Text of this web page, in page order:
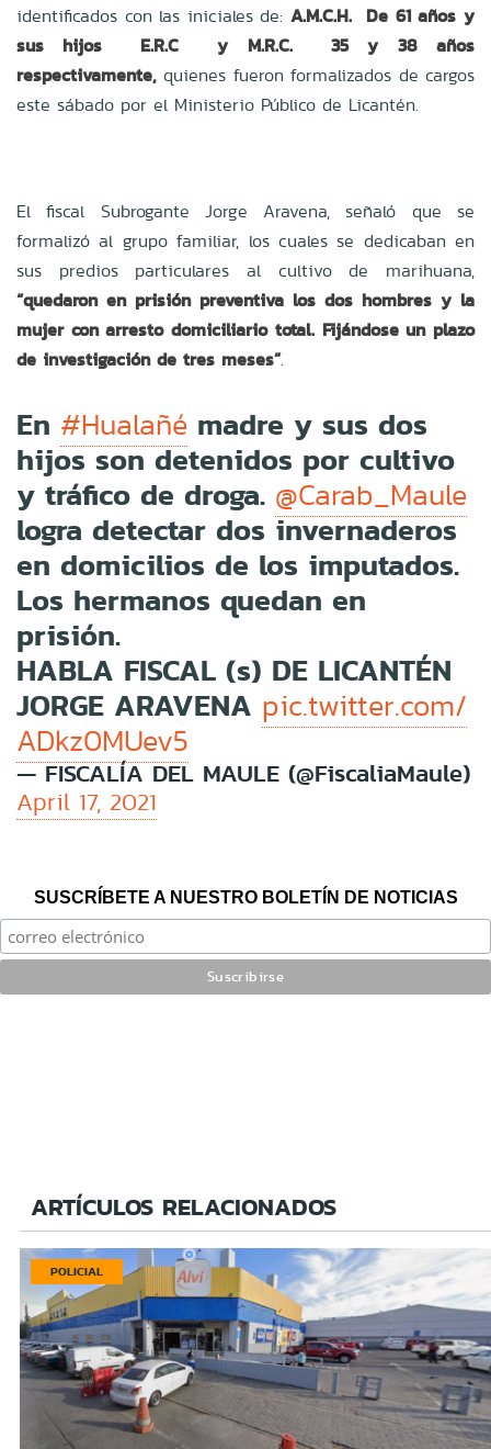
identificados con las iniciales de: A.M.C.H. De 61 años y
sus hijos E.R.C y M.R.C. 35 y 38 años
respectivamente, quienes fueron formalizados de cargos
este sábado por el Ministerio Público de Licantén.
El fiscal Subrogante Jorge Aravena, señaló que se
formalizó al grupo familiar, los cuales se dedicaban en
sus predios particulares al cultivo de marihuana,
“quedaron en prisión preventiva los dos hombres y la
mujer con arresto domiciliario total. Fijándose un plazo
de investigación de tres meses”.
En #Hualañé madre y sus dos
hijos son detenidos por cultivo
y tráfico de droga. @Carab_Maule
logra detectar dos invernaderos
en domicilios de los imputados.
Los hermanos quedan en
prisión.
HABLA FISCAL (s) DE LICANTÉN
JORGE ARAVENA pic.twitter.com/
ADkz0MUev5
— FISCALÍA DEL MAULE (@FiscaliaMaule)
April 17, 2021
SUSCRÍBETE A NUESTRO BOLETÍN DE NOTICIAS
ARTÍCULOS RELACIONADOS
POLICIAL